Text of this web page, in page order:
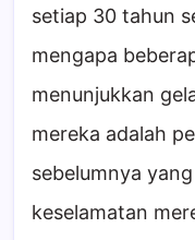
setiap 30 tahun
mengapa
menunjukkan
mereka adalah
sebelumnya
keselamatan